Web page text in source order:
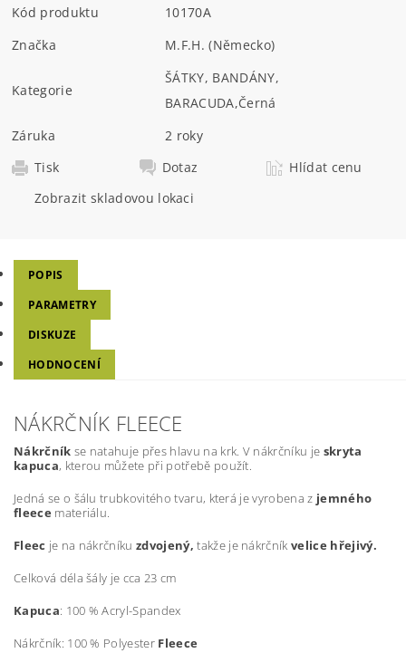
Kód produktu
10170A
Značka
M.F.H. (Německo)
Kategorie
ŠÁTKY, BANDÁNY,
BARACUDA,Černá
Záruka
2 roky
Tisk
Dotaz
Hlídat cenu
Zobrazit skladovou lokaci
POPIS
PARAMETRY
DISKUZE
HODNOCENÍ
NÁKRČNÍK FLEECE
Nákrčník se natahuje přes hlavu na krk. V nákrčníku je skryta
kapuca, kterou můžete při potřebě použít.
Jedná se o šálu trubkovitého tvaru, která je vyrobena z jemného
fleece materiálu.
Fleec je na nákrčníkuzdvojený, takže je nákrčník velice hřejivý.
Celková déla šály je cca 23 cm
Kapuca: 100 % Acryl-Spandex
Nákrčník: 100 % Polyester Fleece